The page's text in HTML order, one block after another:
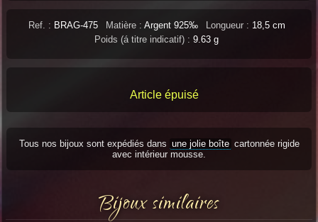
Ref. : BRAG-475 Matière : Argent 925‰ Longueur : 18,5 cm
Poids (á titre indicatif) : 9.63 g
Article épuisé
Tous nos bijoux sont expédiés dans une jolie boîte cartonnée rigide
avec intérieur mousse.
Bijoux similaires